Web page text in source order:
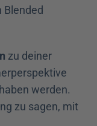
zu deiner
werden.
zu sagen, mit